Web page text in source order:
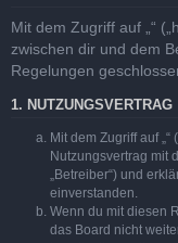
Mit dem Zugriff auf „“
zwischen dir und dem
Regelungen
1. NUTZUNGSVERTRAG
Mit dem Zugriff auf
Nutzungsvertrag mit
„Betreiber“) und
einverstanden.
Wenn du mit diesen
das Board nicht